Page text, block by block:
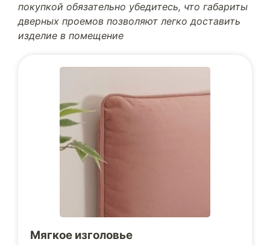
покупкой обязательно убедитесь, что габариты
дверных проемов позволяют легко доставить
изделие в помещение
Мягкое изголовье